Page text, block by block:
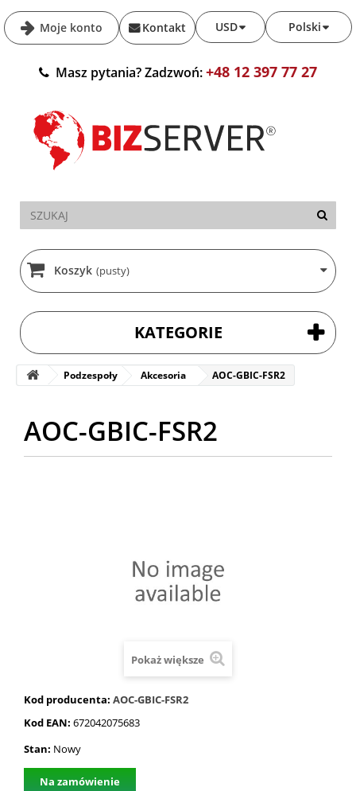
Moje konto Polski
USD
Kontakt
Masz pytania? Zadzwoń:+48 12 397 77 27
Koszyk (pusty)
KATEGORIE
Podzespoły Akcesoria AOC-GBIC-FSR2
AOC-GBIC-FSR2
Pokaż większe
Kod producenta: AOC-GBIC-FSR2
Kod EAN: 672042075683
Stan: Nowy
Na zamówienie